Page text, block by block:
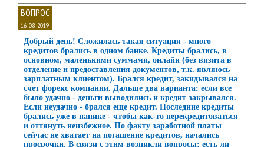
ВОПРОС
16-08-2019
Добрый день! Сложилась такая ситуация - много
кредитов брались в одном банке. Кредиты брались, в
основном, маленькими суммами, онлайн (без визита в
отделение и предоставления документов, т.к. являюсь
зарплатным клиентом). Брался кредит, закидывался на
счет форекс компании. Дальше два варианта: если все
было удачно - деньги выводились и кредит закрывался.
Если неудачно - брался еще кредит. Последние кредиты
брались уже в панике - чтобы как-то перекредитоваться
и оттянуть неизбежное. По факту заработной платы
сейчас не хватает на погашение кредитов, начались
просрочки. В связи с этим возникли вопросы: есть ли